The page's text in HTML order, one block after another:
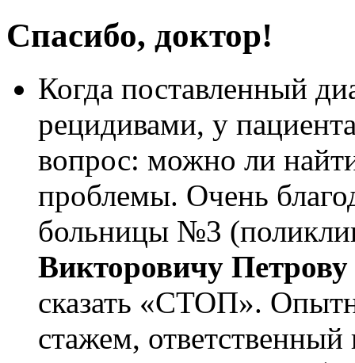
Спасибо, доктор!
Когда поставленный
рецидивами, у
вопрос: можно ли
проблемы. Очень
больницы №3
Викторовичу Петрову
сказать «СТОП».
стажем,